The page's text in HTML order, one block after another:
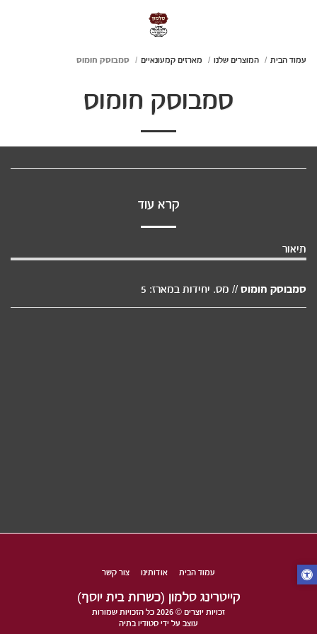
עמוד הבית המוצרים שלנו מארזים קמעונאיים סמבוסק חומוס
סמבוסק חומוס
קרא עוד
תיאור
סמבוסק חומוס // מס. יחידות במארז: 5
קייטרינג סלמון (כשרות בית יוסף)
זכויות יוצרים © 2026 כל הזכויות שמורות
עוצב על ידי סטודיו בתיה
עמוד הבית אודותינו צור קשר